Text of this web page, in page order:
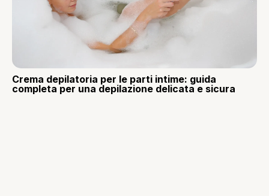
Crema depilatoria per le parti intime: guida
completa per una depilazione delicata e sicura